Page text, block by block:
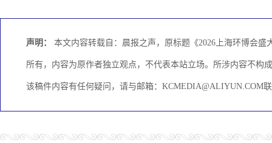
声明： 本文内容转载自：晨报之声，原标题《2026上海环博会
所有，内容为原作者独立观点，不代表本站立场。所涉内容不构
该稿件内容有任何疑问，请与邮箱：KCMEDIA@ALIYUN.COM